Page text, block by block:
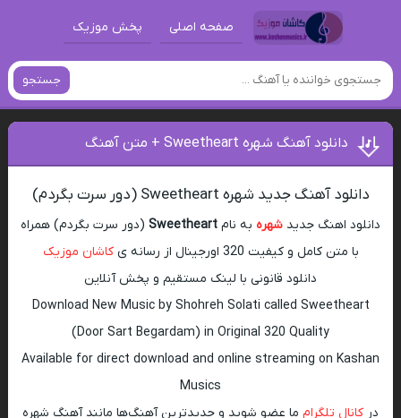
صفحه اصلی پخش موزیک
جستجو
دانلود آهنگ شهره Sweetheart + متن آهنگ
دانلود آهنگ جدید شهره Sweetheart (دور سرت بگردم)
دانلود اهنگ جدید شهره به نام Sweetheart (دور سرت بگردم) همراه
با متن کامل و کیفیت 320 اورجینال از رسانه ی
کاشان موزیک
دانلود قانونی با لینک مستقیم و پخش آنلاین
Download New Music by Shohreh Solati called Sweetheart
(Door Sart Begardam) in Original 320 Quality
Available for direct download and online streaming on Kashan
Musics
در کانال تلگرام ما عضو شوید و جدیدترین آهنگ‌ها مانند آهنگ شهره